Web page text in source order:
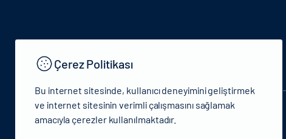
Çerez Politikası
Bu internet sitesinde, kullanıcı deneyimini geliştirmek
ve internet sitesinin verimli çalışmasını sağlamak
amacıyla çerezler kullanılmaktadır.